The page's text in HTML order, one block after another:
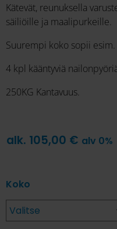
Kätevät, reunuksella
säiliöille ja maalipurkeille.
Suurempi koko sopii
4 kpl kääntyviä
250KG Kantavuus.
alk. 105,00 € alv 0%
Koko